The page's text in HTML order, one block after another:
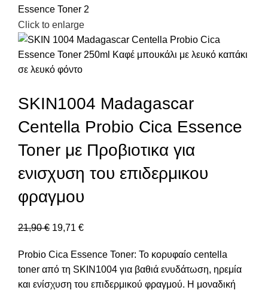
Click to enlarge
SKIN1004 Madagascar
Centella Probio Cica Essence
Toner με Προβιοτικα για
ενισχυση του επιδερμικου
φραγμου
21,90€ 19,71 €
Probio Cica Essence Toner: Το κορυφαίο centella
toner από τη SKIN1004 για βαθιά ενυδάτωση, ηρεμία
και ενίσχυση του επιδερμικού φραγμού. Η μοναδική